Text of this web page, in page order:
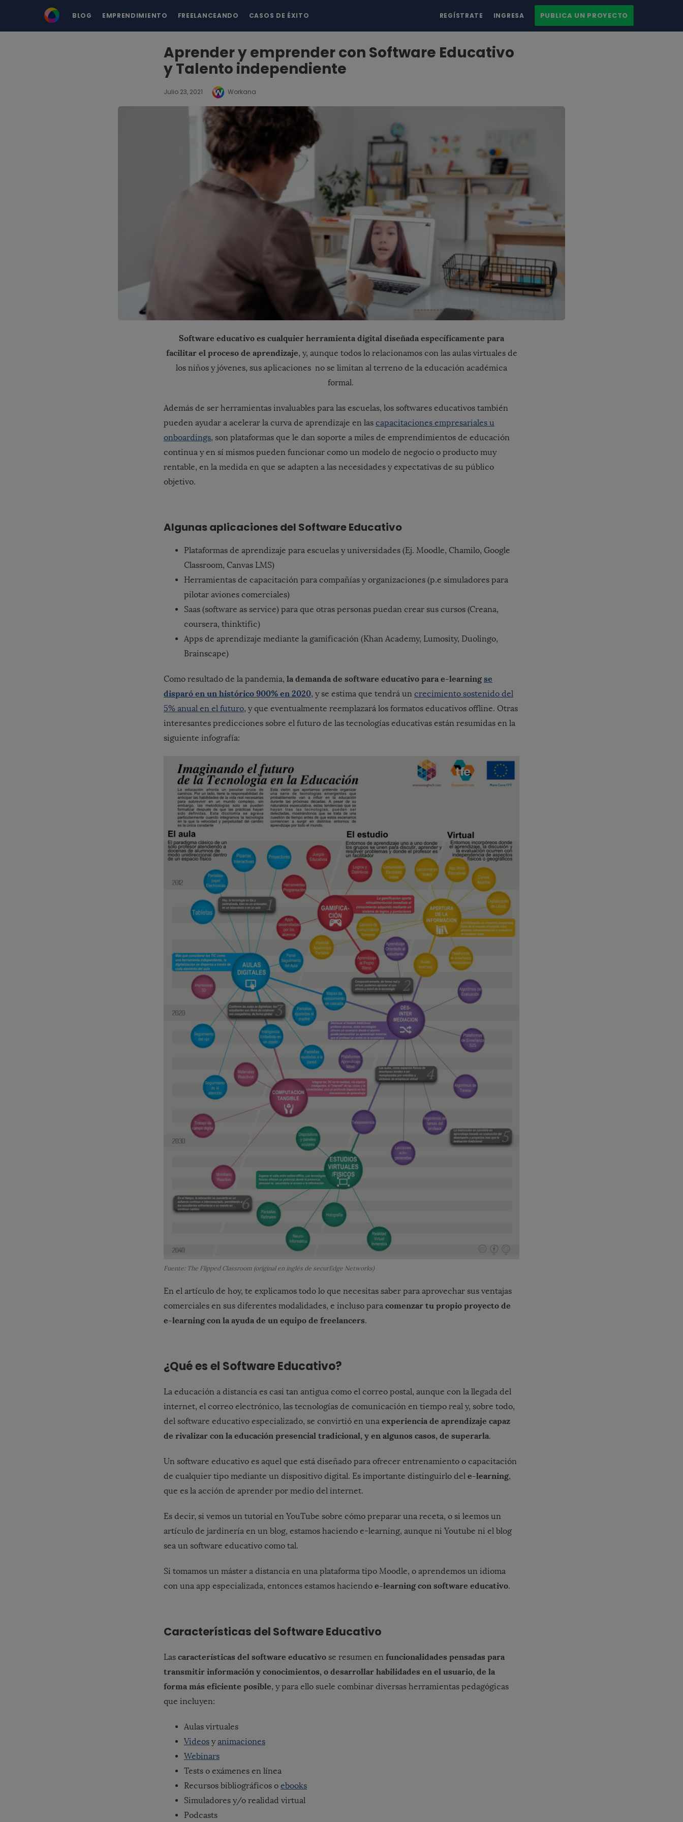
BLOG EMPRENDIMIENTO FREELANCEANDO CASOS DE ÉXITO REGÍSTRATE INGRESA PUBLICA UN PROYECTO
Aprender y emprender con Software Educativo
y Talento independiente
Julio 23, 2021 Workana
Software educativo es cualquier herramienta digital diseñada específicamente para
facilitar el proceso de aprendizaje, y, aunque todos lo relacionamos con las aulas virtuales de
los niños y jóvenes, sus aplicaciones no se limitan al terreno de la educación académica
formal.
Además de ser herramientas invaluables para las escuelas, los softwares educativos también
pueden ayudar a acelerar la curva de aprendizaje en las capacitaciones empresariales u
onboardings, son plataformas que le dan soporte a miles de emprendimientos de educación
continua y en sí mismos pueden funcionar como un modelo de negocio o producto muy
rentable, en la medida en que se adapten a las necesidades y expectativas de su público
objetivo.
Algunas aplicaciones del Software Educativo
Plataformas de aprendizaje para escuelas y universidades (Ej. Moodle, Chamilo, Google
Classroom, Canvas LMS)
Herramientas de capacitación para compañías y organizaciones (p.e simuladores para
pilotar aviones comerciales)
Saas (software as service) para que otras personas puedan crear sus cursos (Creana,
coursera, thinktific)
Apps de aprendizaje mediante la gamificación (Khan Academy, Lumosity, Duolingo,
Brainscape)
Como resultado de la pandemia, la demanda de software educativo para e-learning se
disparó en un histórico 900% en 2020, y se estima que tendrá un crecimiento sostenido del
5% anual en el futuro, y que eventualmente reemplazará los formatos educativos offline. Otras
interesantes predicciones sobre el futuro de las tecnologías educativas están resumidas en la
siguiente infografía:
Fuente: The Flipped Classroom (original en inglés de securEdge Networks)
En el artículo de hoy, te explicamos todo lo que necesitas saber para aprovechar sus ventajas
comerciales en sus diferentes modalidades, e incluso para comenzar tu propio proyecto de
e-learning con la ayuda de un equipo de freelancers.
¿Qué es el Software Educativo?
La educación a distancia es casi tan antigua como el correo postal, aunque con la llegada del
internet, el correo electrónico, las tecnologías de comunicación en tiempo real y, sobre todo,
del software educativo especializado, se convirtió en una experiencia de aprendizaje capaz
de rivalizar con la educación presencial tradicional, y en algunos casos, de superarla.
Un software educativo es aquel que está diseñado para ofrecer entrenamiento o capacitación
de cualquier tipo mediante un dispositivo digital. Es importante distinguirlo del e-learning,
que es la acción de aprender por medio del internet.
Es decir, si vemos un tutorial en YouTube sobre cómo preparar una receta, o si leemos un
artículo de jardinería en un blog, estamos haciendo e-learning, aunque ni Youtube ni el blog
sea un software educativo como tal.
Si tomamos un máster a distancia en una plataforma tipo Moodle, o aprendemos un idioma
con una app especializada, entonces estamos haciendo e-learning con software educativo.
Características del Software Educativo
Las características del software educativo se resumen en funcionalidades pensadas para
transmitir información y conocimientos, o desarrollar habilidades en el usuario, de la
forma más eficiente posible, y para ello suele combinar diversas herramientas pedagógicas
que incluyen:
Aulas virtuales
Videos yanimaciones
Webinars
Tests o exámenes en línea
Recursos bibliográficos o ebooks
Simuladores y/o realidad virtual
Podcasts